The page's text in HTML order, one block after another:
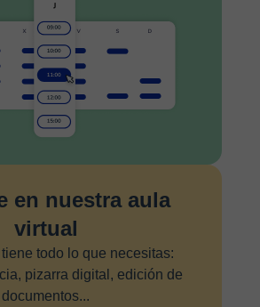
en nuestra aula
virtual
todo lo que necesitas:
pizarra digital, edición de
documentos...